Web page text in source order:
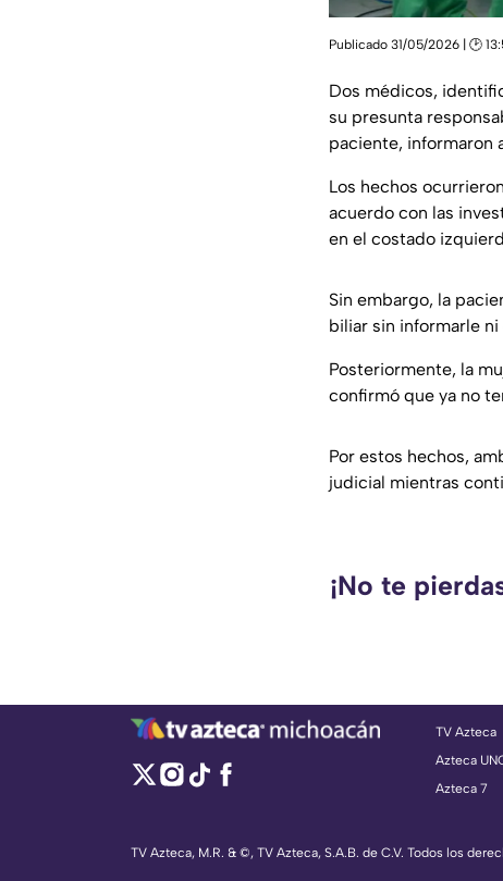
Publicado 31/05/2026 | 🕑
Dos médicos,
su presunta
paciente, informaron
Los hechos
acuerdo con las
en el costado
Sin embargo, la
biliar sin informarle
Posteriormente, la
confirmó que ya no
Por estos hechos,
judicial mientras
¡No te
TV Azteca
Azteca
Azteca 7
TV Azteca, M.R. & ©, TV Azteca, S.A.B. de C.V. Todos los